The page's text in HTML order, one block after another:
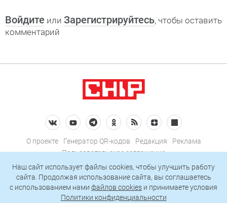
Войдите или Зарегистрируйтесь, чтобы оставить
комментарий
О проекте Генератор QR-кодов Редакция
Реклама
Пользовательское соглашение
Политика конфиденциальности
Подписаться на рассылку
Наш сайт использует файлы cookies, чтобы улучшить работу
сайта. Продолжая использование сайта, вы соглашаетесь
c использованием нами файлов cookies и принимаете условия
Политики конфиденциальности